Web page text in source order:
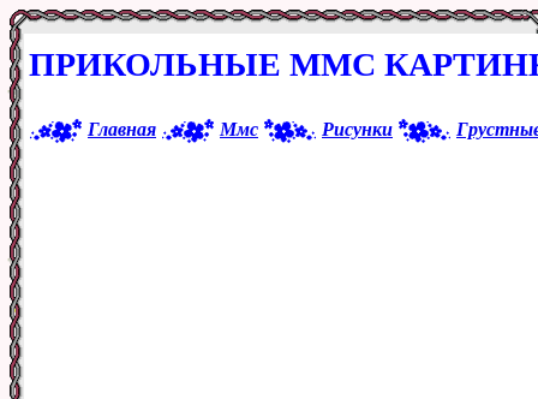
ПРИКОЛЬНЫЕ ММС
Главная Ммс Рисунки